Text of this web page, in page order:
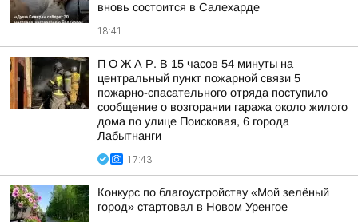
вновь состоится в Салехарде
18:41
П О Ж А Р. В 15 часов 54 минуты на
центральный пункт пожарной связи 5
пожарно-спасательного отряда поступило
сообщение о возгорании гаража около жилого
дома по улице Поисковая, 6 города
Лабытнанги
17:43
Конкурс по благоустройству «Мой зелёный
город» стартовал в Новом Уренгое